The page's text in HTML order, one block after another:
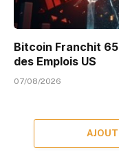
Bitcoin Franchit
des Emplois US
07/08/2026